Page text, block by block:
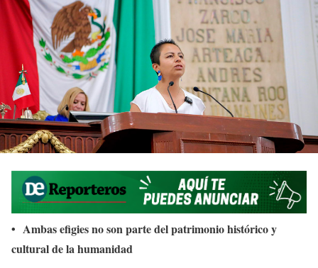
•⁠ ⁠Ambas efigies no son parte del patrimonio histórico y
cultural de la humanidad